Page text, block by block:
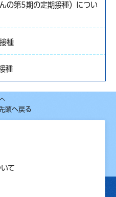
の第5期の定期接種）につい
種
種
頭へ戻る
て